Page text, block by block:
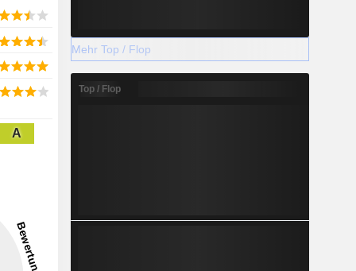
A
Mehr Top / Flop
Top / Flop